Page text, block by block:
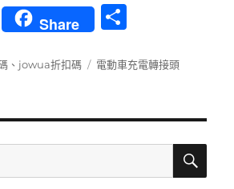
E
m
Share
、 jowua折扣碼
標
電動車充電轉接頭
搜